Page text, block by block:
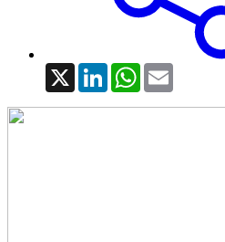
X LinkedInWhatsApp